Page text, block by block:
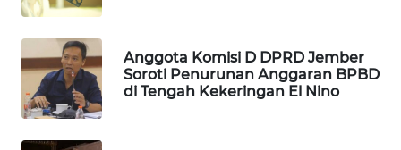
Anggota Komisi D DPRD Jember
Soroti Penurunan Anggaran BPBD
di Tengah Kekeringan El Nino
MKLI
LPKKI